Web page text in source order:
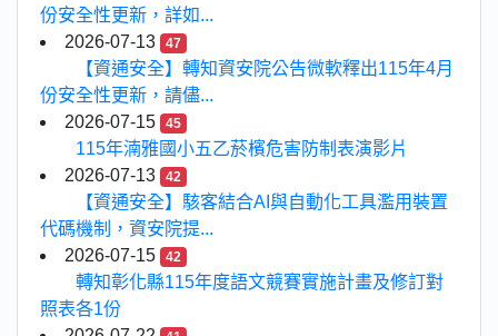
份安全性更新，詳如...
2026-07-13
47
【資通安全】轉知資安院公告微軟釋出115年4月
份安全性更新，請儘...
2026-07-15
45
115年湳雅國小五乙菸檳危害防制表演影片
2026-07-13
42
【資通安全】駭客結合AI與自動化工具濫用裝置
代碼機制，資安院提...
2026-07-15
42
轉知彰化縣115年度語文競賽實施計畫及修訂對
照表各1份